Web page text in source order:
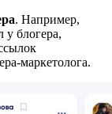
. Например,
у блогера,
маркетолога.